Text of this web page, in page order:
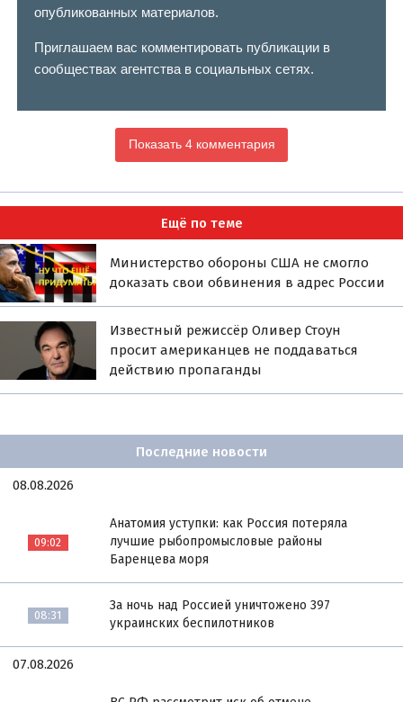
опубликованных материалов.
Приглашаем вас комментировать публикации в
сообществах агентства в социальных сетях.
Показать 4 комментария
Ещё по теме
Министерство обороны США не смогло
доказать свои обвинения в адрес России
Известный режиссёр Оливер Стоун
просит американцев не поддаваться
действию пропаганды
Последние новости
08.08.2026
09:02
Анатомия уступки: как Россия потеряла
лучшие рыбопромысловые районы
Баренцева моря
08:31
За ночь над Россией уничтожено 397
украинских беспилотников
07.08.2026